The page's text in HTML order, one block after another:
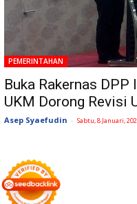
PEMERINTAHAN
Buka Rakernas DPP
UKM Dorong Revisi
Asep Syaefudin - Sabtu, 8 Januari,